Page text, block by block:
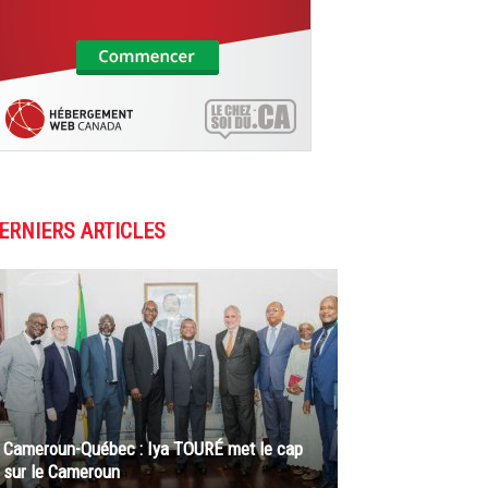
ARTICLES
Cameroun-Québec : Iya TOURÉ met le cap
sur le Cameroun